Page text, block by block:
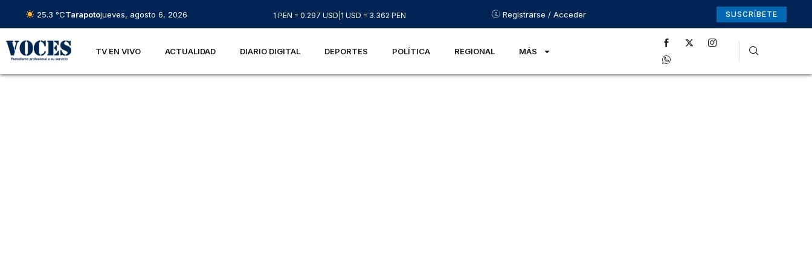
25.3 °CTarapotojueves, agosto 6, 2026 1 PEN = 0.297 USD 1 USD = 3.362 PEN Registrarse / Acceder SUSCRÍBETE
TV EN VIVO ACTUALIDAD DIARIO DIGITAL DEPORTES POLÍTICA REGIONAL MÁS